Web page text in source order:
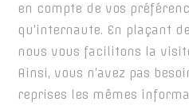
en compte de vos
qu’internaute. En plaçant
nous vous facilitons la
Ainsi, vous n’avez pas
reprises les mêmes